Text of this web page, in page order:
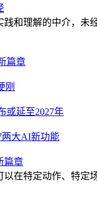
和理解的中介，
篇章
刚
或延至2027年
两大AI新功能
篇章
在特定动作、特